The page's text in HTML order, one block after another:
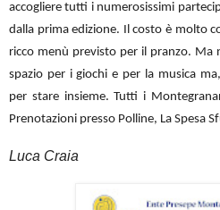
accogliere tutti i numerosissimi
dalla prima edizione. Il costo è molto
ricco menù previsto per il pranzo. Ma
spazio per i giochi e per la musica
per stare insieme. Tutti i
Prenotazioni presso Polline, La Spesa
Luca Craia